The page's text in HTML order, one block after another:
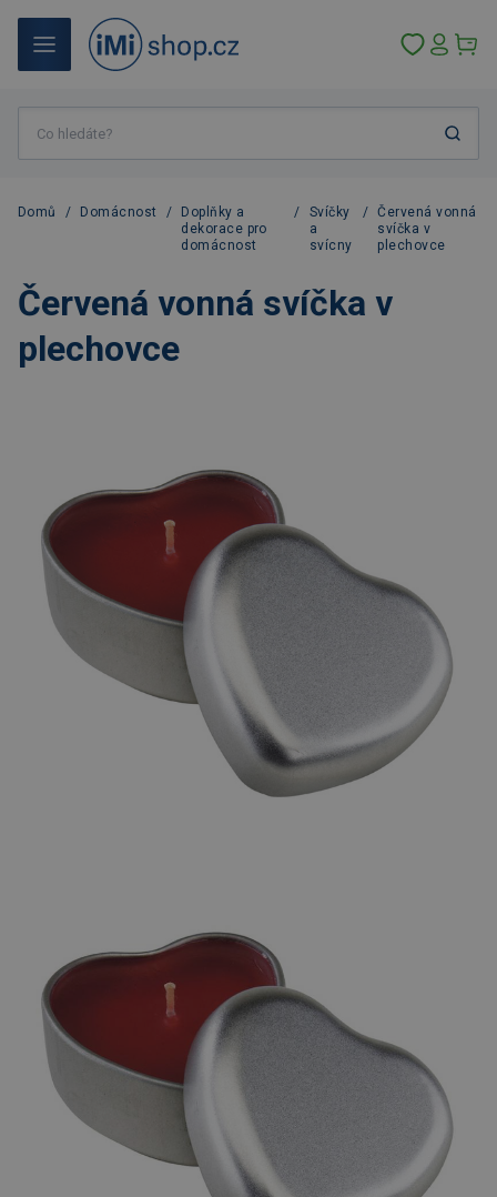
Domů / Domácnost /
Doplňky a
dekorace pro
domácnost
/
Svíčky
a
svícny
/ Červená vonná
svíčka v
plechovce
Červená vonná svíčka v
plechovce